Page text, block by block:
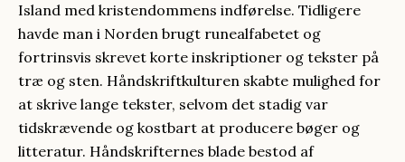
Island med kristendommens indførelse. Tidligere
havde man i Norden brugt runealfabetet og
fortrinsvis skrevet korte inskriptioner og tekster på
træ og sten. Håndskriftkulturen skabte mulighed for
at skrive lange tekster, selvom det stadig var
tidskrævende og kostbart at producere bøger og
litteratur. Håndskrifternes blade bestod af